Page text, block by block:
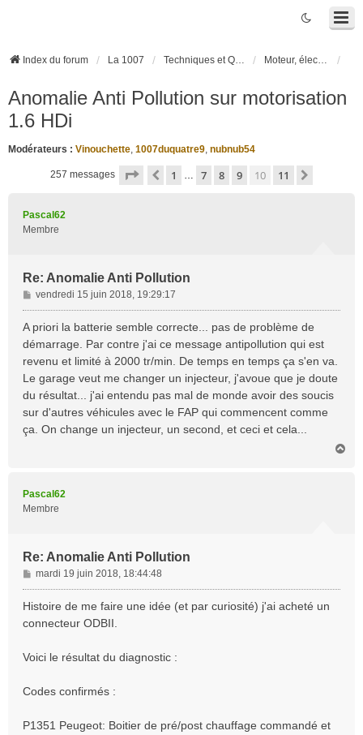
Index du forum La 1007 Techniques et Questions Moteur, électronique moteur, boîte robotisée 2-Tronic
Anomalie Anti Pollution sur motorisation
1.6 HDi
Modérateurs : Vinouchette, 1007duquatre9, nubnub54
257 messages Page 10 sur 11
Précédente
1 … 7 8 9 10 11
Pascal62
Membre
Re: Anomalie Anti Pollution
M
e
s
s
g
e
vendredi 15 juin 2018, 19:29:17
A priori la batterie semble correcte... pas de problème de
démarrage. Par contre j'ai ce message antipollution qui est
revenu et limité à 2000 tr/min. De temps en temps ça s'en va.
Le garage veut me changer un injecteur, j'avoue que je doute
du résultat... j'ai entendu pas mal de monde avoir des soucis
sur d'autres véhicules avec le FAP qui commencent comme
ça. On change un injecteur, un second, et ceci et cela...
Pascal62
Membre
Re: Anomalie Anti Pollution
M
e
s
e
mardi 19 juin 2018, 18:44:48
Histoire de me faire une idée (et par curiosité) j'ai acheté un
connecteur ODBII.
Voici le résultat du diagnostic :
Codes confirmés :
P1351 Peugeot: Boitier de pré/post chauffage commandé et